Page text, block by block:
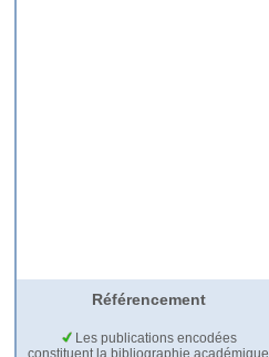
Référencement
Les publications encodées